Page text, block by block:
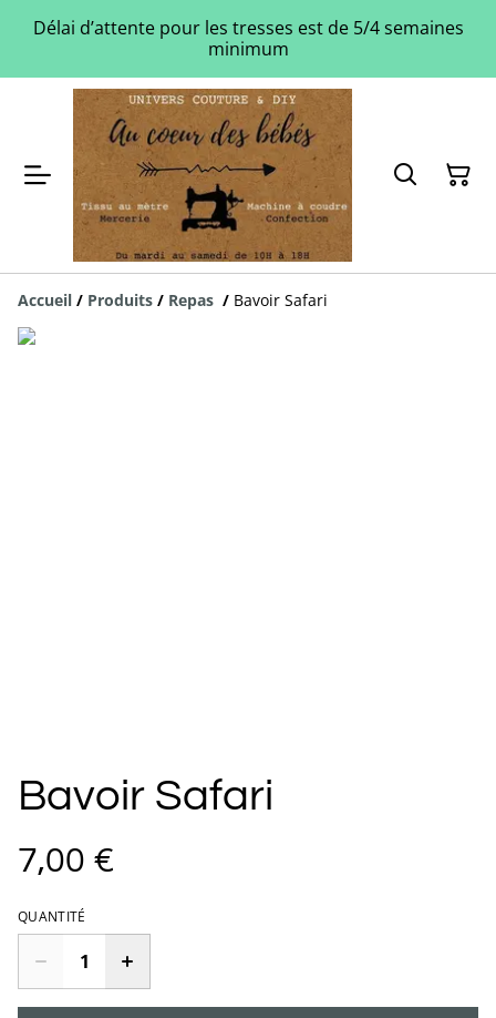
Délai d’attente pour les tresses est de 5/4 semaines
minimum
Accueil / Produits / Repas / Bavoir Safari
Bavoir Safari
7,00 €
QUANTITÉ